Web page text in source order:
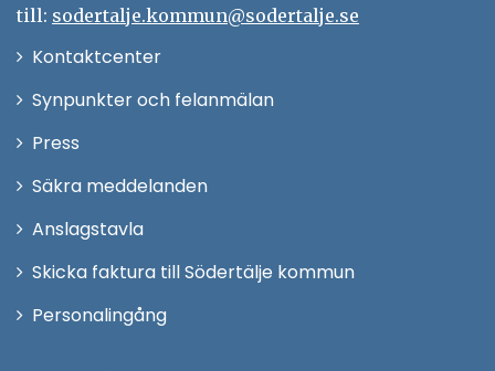
till: sodertalje.kommun@sodertalje.se
KontaktcenterÖppna
Synpunkter och felanmälan
Press
fönster
Säkra meddelanden
Anslagstavla
Skicka faktura till Södertälje kommun
PersonalingångÖppna